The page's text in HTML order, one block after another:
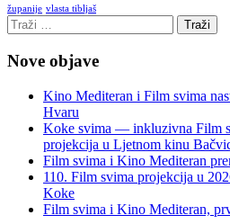
županije vlasta tibljaš
Nove objave
Kino Mediteran i Film svima
Hvaru
Koke svima — inkluzivna Film
projekcija u Ljetnom kinu
Film svima i Kino Mediteran
110. Film svima projekcija u
Koke
Film svima i Kino Mediteran,